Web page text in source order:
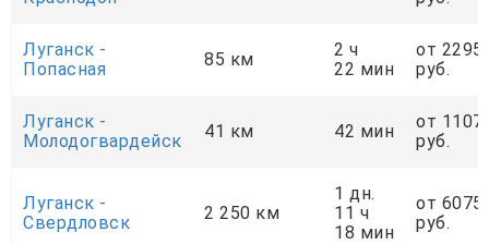
Луганск -
Попасная
85 км
2 ч
22 мин
от 2295
руб.
Луганск -
Молодогвардейск
41 км 42 мин
от 1107
руб.
Луганск -
Свердловск
2 250 км
1 дн.
11 ч
18 мин
от
руб.